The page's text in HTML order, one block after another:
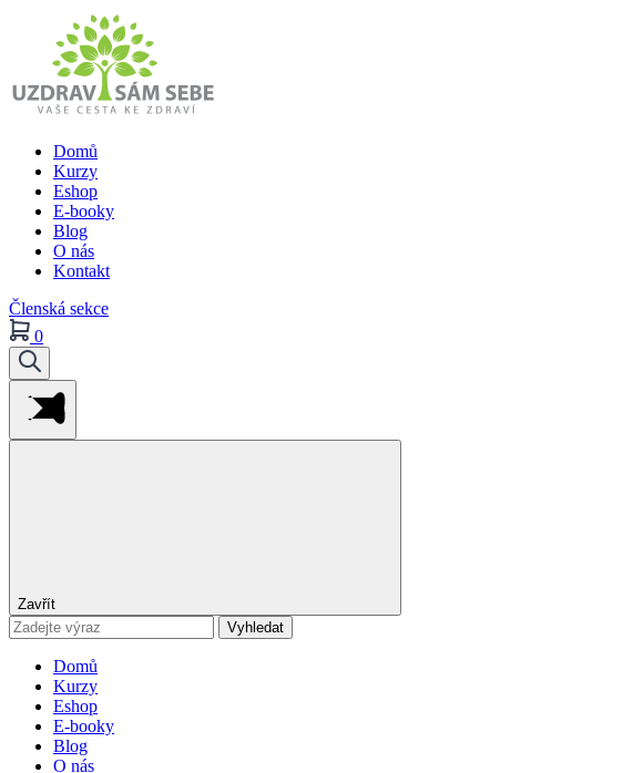
Domů
Kurzy
Eshop
E-booky
Blog
O nás
Kontakt
Členská sekce
0
Zavřít
Vyhledat
Domů
Kurzy
Eshop
E-booky
Blog
O nás